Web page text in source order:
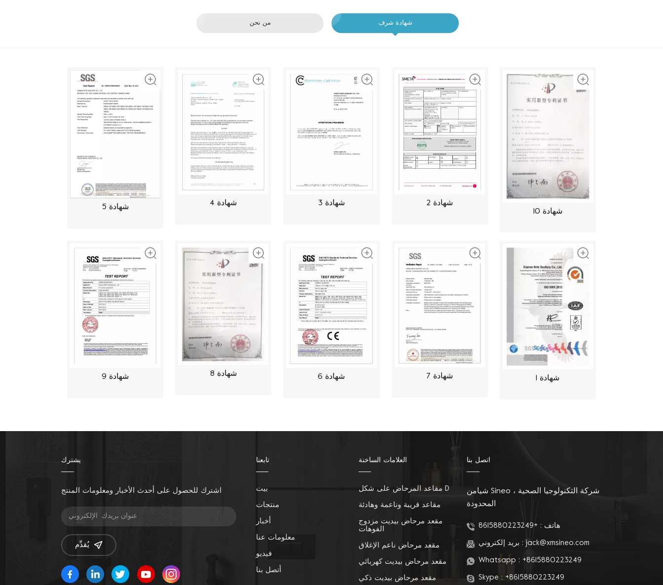
من نحن شهادة شرف
شهادة 5 شهادة 4 شهادة 3
شهادة 2
شهادة 10
شهادة 9 شهادة 8 شهادة 6 شهادة 7 شهادة 1
يشترك
اشترك للحصول على أحدث الأخبار ومعلومات المنتج
يُقدِّم
تابعنا
بيت
منتجات
أخبار
معلومات عنا
فيديو
أتصل بنا
العلامات الساخنة
مقاعد المرحاض على شكل D
مقاعد قريبة وناعمة وهادئة
مقعد مرحاض بيديت مزدوج
الفوهات
مقعد مرحاض ناعم الإغلاق
مقعد مرحاض بيديت كهربائي
مقعد مرحاض بيديت ذكي
اتصل بنا
شيامن Sineo شركة التكنولوجيا الصحية ،
المحدودة
هاتف : +8615880223249
بريد إلكتروني :jack@xmsineo.com
Whatsapp : +8615880223249
Skype : +8615880223249